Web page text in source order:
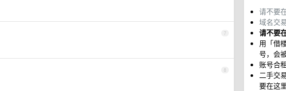
请不要
域名交
请不要
用「借
号，会
账号合
二手交
要在这
7
8